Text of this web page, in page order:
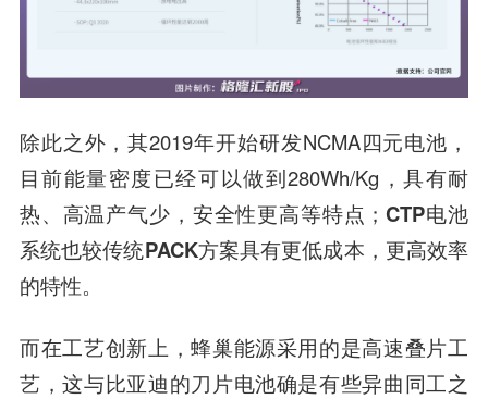
除此之外，其2019年开始研发NCMA四元电池，
目前能量密度已经可以做到280Wh/Kg，具有耐
热、高温产气少，安全性更高等特点；CTP电池
系统也较传统PACK方案具有更低成本，更高效率
的特性。
而在工艺创新上，蜂巢能源采用的是高速叠片工
艺，这与比亚迪的刀片电池确是有些异曲同工之